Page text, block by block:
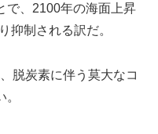
で、2100年の海面上昇
抑制される訳だ。
脱炭素に伴う莫大なコ